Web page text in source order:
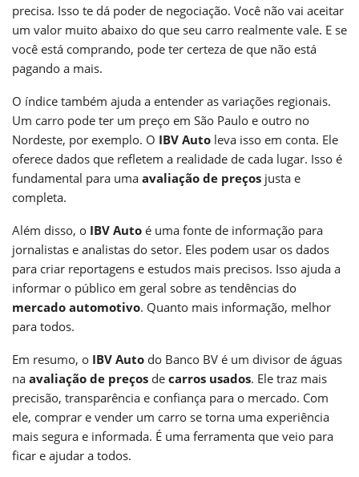
precisa. Isso te dá poder de negociação. Você não vai aceitar
um valor muito abaixo do que seu carro realmente vale. E se
você está comprando, pode ter certeza de que não está
pagando a mais.
O índice também ajuda a entender as variações regionais.
Um carro pode ter um preço em São Paulo e outro no
Nordeste, por exemplo. O IBV Auto leva isso em conta. Ele
oferece dados que refletem a realidade de cada lugar. Isso é
fundamental para uma avaliação de preços justa e
completa.
Além disso, o IBV Auto é uma fonte de informação para
jornalistas e analistas do setor. Eles podem usar os dados
para criar reportagens e estudos mais precisos. Isso ajuda a
informar o público em geral sobre as tendências do
mercado automotivo. Quanto mais informação, melhor
para todos.
Em resumo, o IBV Auto do Banco BV é um divisor de águas
na avaliação de preços de carros usados. Ele traz mais
precisão, transparência e confiança para o mercado. Com
ele, comprar e vender um carro se torna uma experiência
mais segura e informada. É uma ferramenta que veio para
ficar e ajudar a todos.